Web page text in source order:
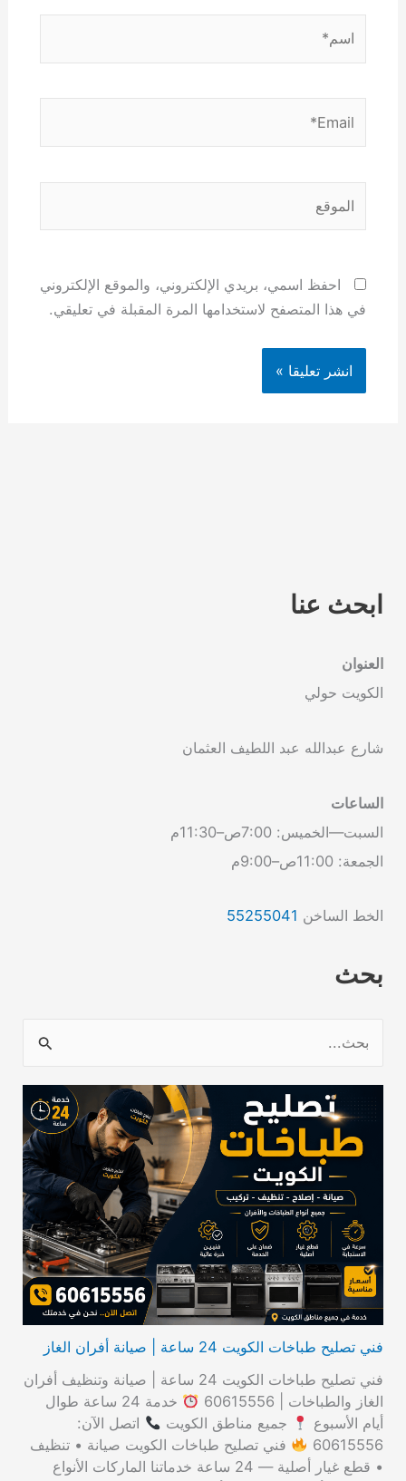
احفظ اسمي، بريدي الإلكتروني، والموقع الإلكتروني
في هذا المتصفح لاستخدامها المرة المقبلة في تعليقي.
ابحث عنا
العنوان
الكويت حولي
شارع عبدالله عبد اللطيف العثمان
الساعات
السبت—الخميس: 7:00ص–11:30م
الجمعة: 11:00ص–9:00م
الخط الساخن 55255041
بحث
فني تصليح طباخات الكويت 24 ساعة | صيانة أفران الغاز
فني تصليح طباخات الكويت 24 ساعة | صيانة وتنظيف أفران
الغاز والطباخات | 60615556
خدمة 24 ساعة طوال
أيام الأسبوع
جميع مناطق الكويت
اتصل الآن:
60615556
فني تصليح طباخات الكويت صيانة • تنظيف
• قطع غيار أصلية — 24 ساعة خدماتنا الماركات الأنواع